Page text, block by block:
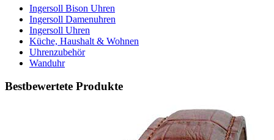
Ingersoll Bison Uhren
Ingersoll Damenuhren
Ingersoll Uhren
Küche, Haushalt & Wohnen
Uhrenzubehör
Wanduhr
Bestbewertete Produkte